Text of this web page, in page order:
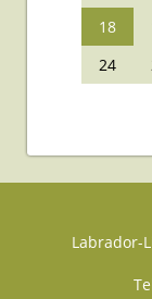
18
24
Labrador-